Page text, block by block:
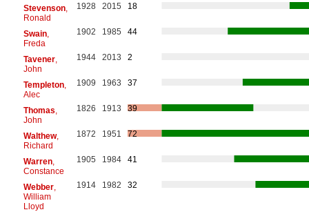
Stevenson,
Ronald
1928 2015 18
Swain,
Freda
1902 1985 44
Tavener,
John
1944 2013 2
Templeton,
Alec
1909 1963 37
Thomas
John
1826 1913 39
Walthew,
Richard
1872 1951 72
Warren,
Constance
1905 1984 41
Webber,
William
Lloyd
1914 1982 32